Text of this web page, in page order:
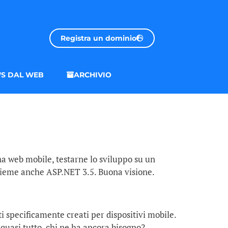
Registra un dominio
DAL WEB ARCHIVIO
web mobile, testarne lo sviluppo su un
anche ASP.NET 3.5. Buona visione.
specificamente creati per dispositivi mobile.